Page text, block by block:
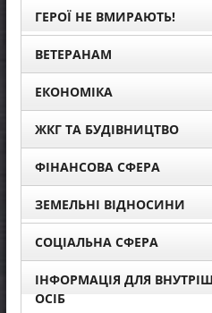
ГЕРОЇ НЕ ВМИРАЮТЬ!
ВЕТЕРАНАМ
ЕКОНОМІКА
ЖКГ ТА БУДІВНИЦТВО
ФІНАНСОВА СФЕРА
ЗЕМЕЛЬНІ ВІДНОСИНИ
СОЦІАЛЬНА СФЕРА
ІНФОРМАЦІЯ ДЛЯ
ОСІБ